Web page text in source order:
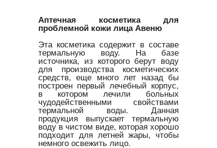
Аптечная косметика для
проблемной кожи лица Авеню
Эта косметика содержит в составе
термальную воду. На базе
источника, из которого берут воду
для производства косметических
средств, еще много лет назад бы
построен первый лечебный корпус,
в котором лечили больных
чудодейственными свойствами
термальной воды. Данная
продукция выпускает термальную
воду в чистом виде, которая хорошо
подходит для летней жары, чтобы
немного освежить лицо.